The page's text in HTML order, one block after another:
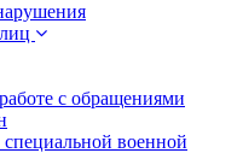
с обращениями
военной